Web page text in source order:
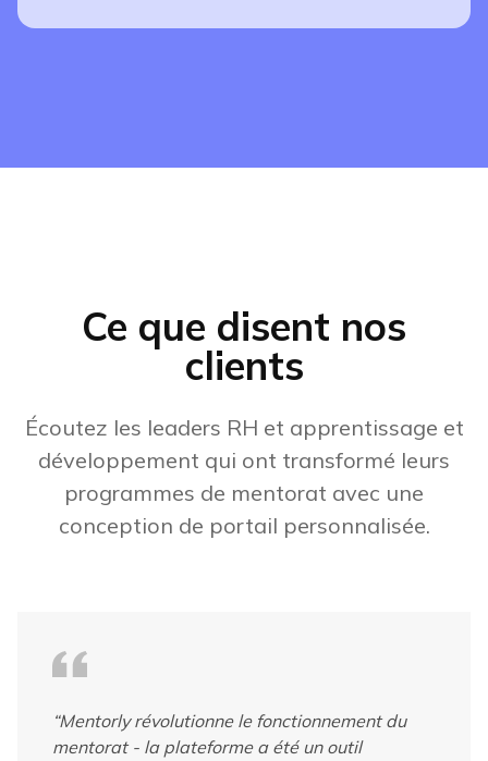
Ce que disent nos
clients
Écoutez les leaders RH et apprentissage et
développement qui ont transformé leurs
programmes de mentorat avec une
conception de portail personnalisée.
“Mentorly révolutionne le fonctionnement du
mentorat - la plateforme a été un outil